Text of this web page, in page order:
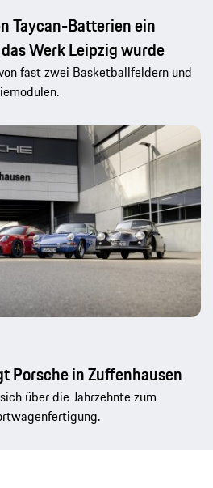
Taycan-Batterien ein
Werk Leipzig wurde
fast zwei Basketballfeldern und
Porsche in Zuffenhausen
über die Jahrzehnte zum